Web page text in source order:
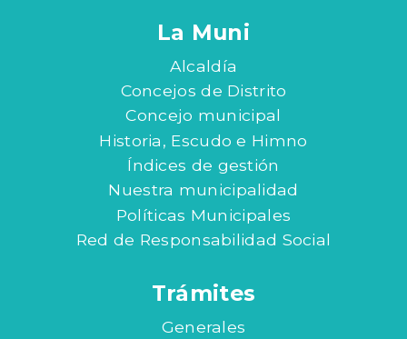
La Muni
Alcaldía
Concejos de Distrito
Concejo municipal
Historia, Escudo e Himno
Índices de gestión
Nuestra municipalidad
Políticas Municipales
Red de Responsabilidad Social
Trámites
Generales